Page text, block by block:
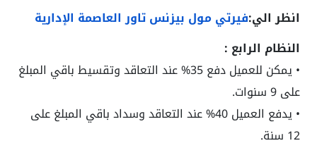
انظر الي:فيرتي مول بيزنس تاور العاصمة الإدارية
النظام الرابع :
• يمكن للعميل دفع 35% عند التعاقد وتقسيط باقي المبلغ
على 9 سنوات.
• يدفع العميل 40% عند التعاقد وسداد باقي المبلغ على
12 سنة.